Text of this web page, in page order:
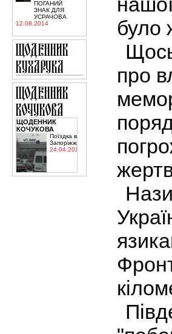
ПОГАНИЙ
ЗНАК ДЛЯ
УСРАЧОВА
12.08.2014
ЩОДЕННИК
КОЧУКОВА
Поїздка в
Запоріжжя
24.04.2015
було
про